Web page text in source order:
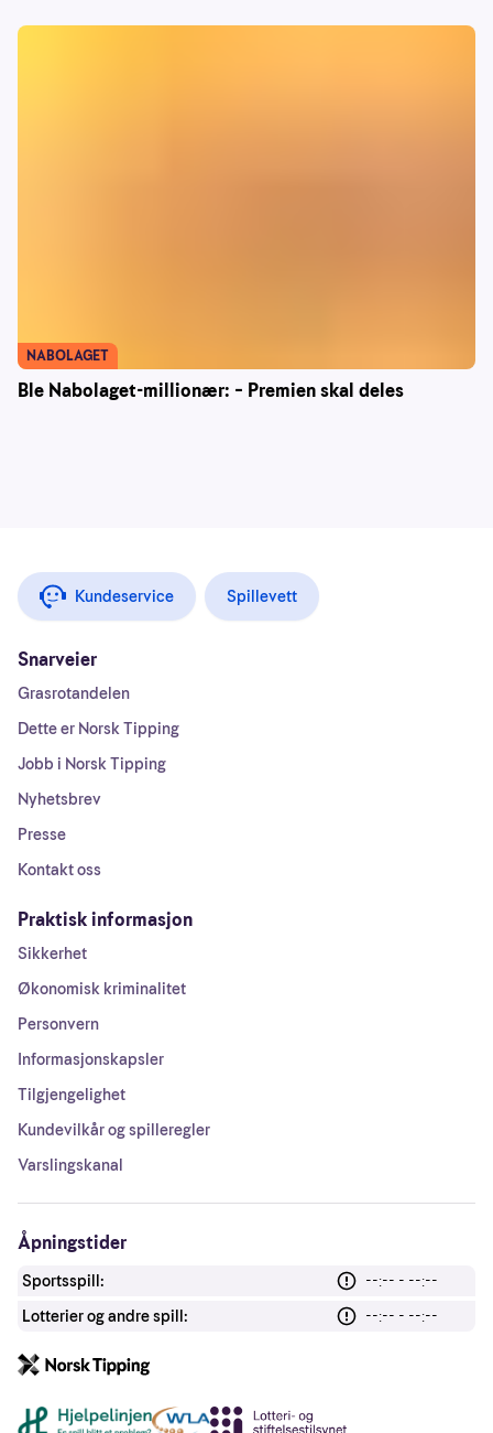
Ble Nabolaget-millionær: – Premien skal deles
NABOLAGET
Kundeservice Spillevett
Snarveier
Grasrotandelen
Dette er Norsk Tipping
Jobb i Norsk Tipping
Nyhetsbrev
Presse
Kontakt oss
Praktisk informasjon
Sikkerhet
Økonomisk kriminalitet
Personvern
Informasjonskapsler
Tilgjengelighet
Kundevilkår og spilleregler
Varslingskanal
Åpningstider
Sportsspill:
--:-- - --:--
Lotterier og andre spill:
--:-- - --:--
Andre lenker